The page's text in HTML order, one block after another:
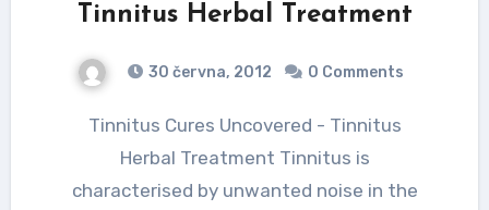
Tinnitus Herbal Treatment
30 června, 2012 0 Comments
Tinnitus Cures Uncovered - Tinnitus
Herbal Treatment Tinnitus is
characterised by unwanted noise in the